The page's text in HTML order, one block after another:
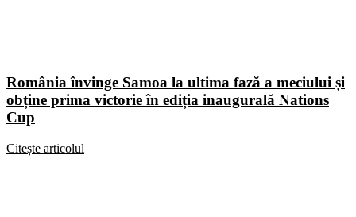
România învinge Samoa la ultima fază a meciului și
obține prima victorie în ediția inaugurală Nations
Cup
Citește articolul